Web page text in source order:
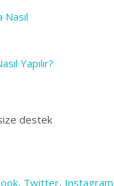
Nasıl
Yapılır?
destek
, Twitter, Instagram